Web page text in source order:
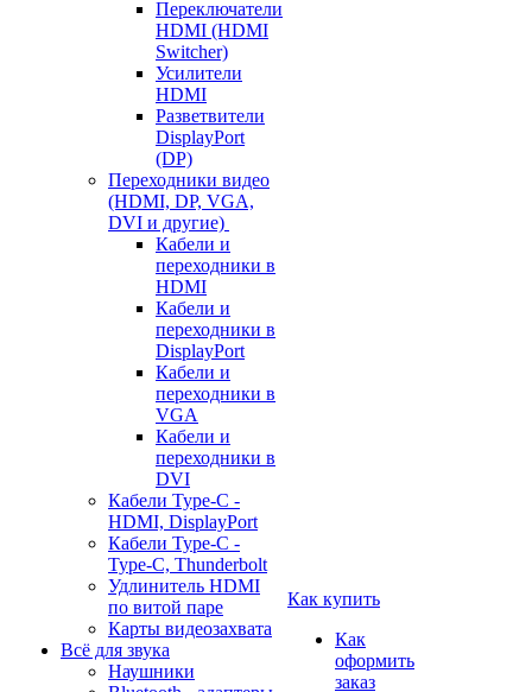
Переключатели
HDMI (HDMI
Switcher)
Усилители
HDMI
Разветвители
DisplayPort
(DP)
Переходники видео
(HDMI, DP, VGA,
DVI и другие)
Кабели и
переходники в
HDMI
Кабели и
переходники в
DisplayPort
Кабели и
переходники в
VGA
Кабели и
переходники в
DVI
Кабели Type-C -
HDMI, DisplayPort
Кабели Type-C -
Type-C, Thunderbolt
Удлинитель HDMI
по витой паре
Карты видеозахвата
Всё для звука
Наушники
Как купить
Как
оформить
заказ